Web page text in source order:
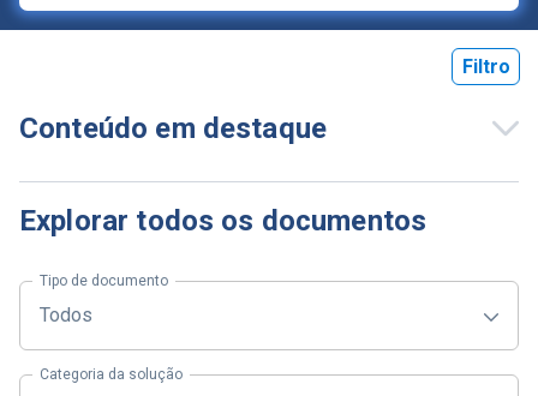
Filtro
Conteúdo em destaque
Explorar todos os documentos
Tipo de documento
Todos
Categoria da solução